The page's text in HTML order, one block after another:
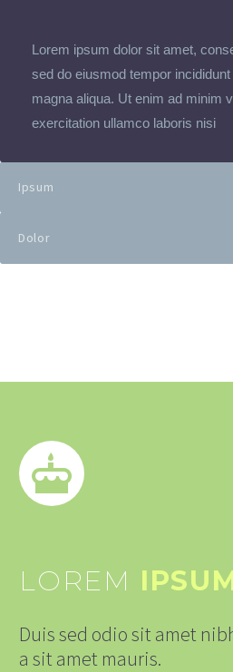
Lorem ipsum dolor sit amet,
sed do eiusmod tempor
magna aliqua. Ut enim ad minim
exercitation ullamco laboris nisi
Ipsum
Dolor
LOREM
Duis sed odio sit amet
a sit amet mauris.